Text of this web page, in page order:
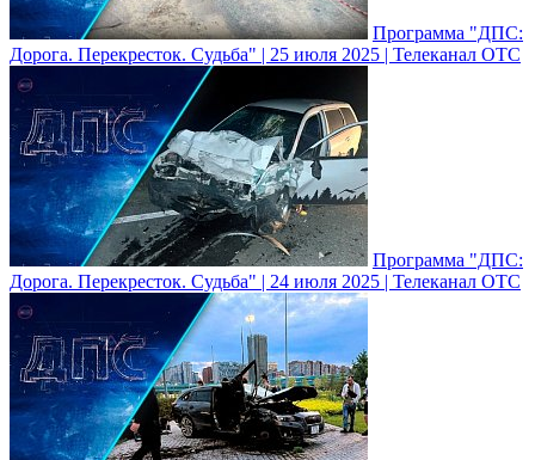
Программа "ДПС:
Дорога. Перекресток. Судьба" | 25 июля 2025 | Телеканал ОТС
Программа "ДПС:
Дорога. Перекресток. Судьба" | 24 июля 2025 | Телеканал ОТС